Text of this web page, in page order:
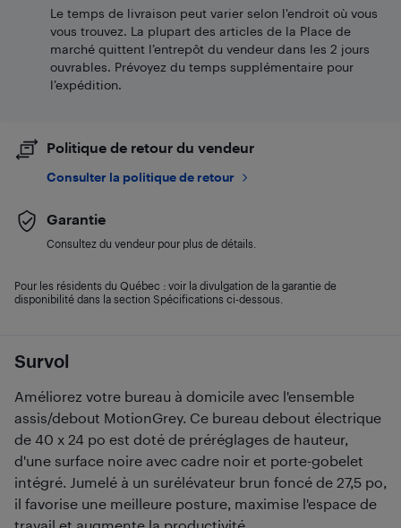
Survol
Améliorez votre bureau à domicile avec l'ensemble
assis/debout MotionGrey. Ce bureau debout électrique
de 40 x 24 po est doté de préréglages de hauteur,
d'une surface noire avec cadre noir et porte-gobelet
intégré. Jumelé à un surélévateur brun foncé de 27,5 po,
il favorise une meilleure posture, maximise l'espace de
Le temps de livraison peut varier selon l'endroit où vous
vous trouvez. La plupart des articles de la Place de
marché quittent l’entrepôt du vendeur dans les 2 jours
ouvrables. Prévoyez du temps supplémentaire pour
l’expédition.
Politique de retour du vendeur
Consulter la politique de retour
Garantie
Consultez du vendeur pour plus de détails.
Pour les résidents du Québec : voir la divulgation de la garantie de
disponibilité dans la section Spécifications ci-dessous.